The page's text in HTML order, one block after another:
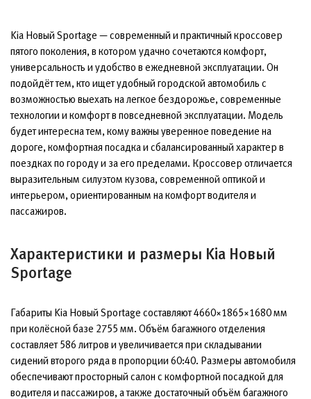
Kia Новый Sportage — современный и практичный кроссовер
пятого поколения, в котором удачно сочетаются комфорт,
универсальность и удобство в ежедневной эксплуатации. Он
подойдёт тем, кто ищет удобный городской автомобиль с
возможностью выехать на легкое бездорожье, современные
технологии и комфорт в повседневной эксплуатации. Модель
будет интересна тем, кому важны уверенное поведение на
дороге, комфортная посадка и сбалансированный характер в
поездках по городу и за его пределами. Кроссовер отличается
выразительным силуэтом кузова, современной оптикой и
интерьером, ориентированным на комфорт водителя и
пассажиров.
Характеристики и размеры Kia Новый
Sportage
Габариты Kia Новый Sportage составляют 4660×1865×1680 мм
при колёсной базе 2755 мм. Объём багажного отделения
составляет 586 литров и увеличивается при складывании
сидений второго ряда в пропорции 60:40. Размеры автомобиля
обеспечивают просторный салон с комфортной посадкой для
водителя и пассажиров, а также достаточный объём багажного